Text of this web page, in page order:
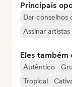
Principais
Dar conselhos
Assinar
Eles também
Autêntico
Tropical